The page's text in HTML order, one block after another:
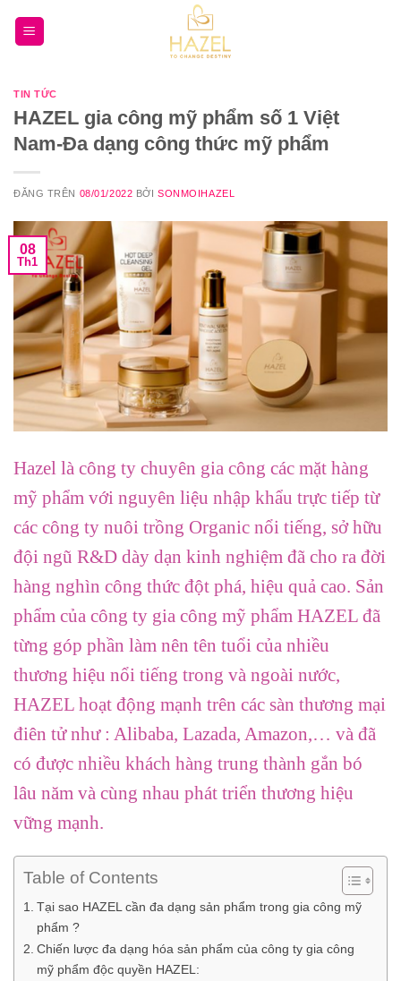
TIN TỨC
HAZEL gia công mỹ phẩm số 1 Việt
Nam-Đa dạng công thức mỹ phẩm
ĐĂNG TRÊN 08/01/2022 BỞISONMOIHAZEL
08
Th1
Hazel là công ty chuyên gia công các mặt hàng
mỹ phẩm với nguyên liệu nhập khẩu trực tiếp từ
các công ty nuôi trồng Organic nổi tiếng, sở hữu
đội ngũ R&D dày dạn kinh nghiệm đã cho ra đời
hàng nghìn công thức đột phá, hiệu quả cao. Sản
phẩm của công ty gia công mỹ phẩm HAZEL đã
từng góp phần làm nên tên tuổi của nhiều
thương hiệu nổi tiếng trong và ngoài nước,
HAZEL hoạt động mạnh trên các sàn thương mại
điên tử như : Alibaba, Lazada, Amazon,… và đã
có được nhiều khách hàng trung thành gắn bó
lâu năm và cùng nhau phát triển thương hiệu
vững mạnh.
Table of Contents
Tại sao HAZEL cần đa dạng sản phẩm trong gia công mỹ
phẩm ?
Chiến lược đa dạng hóa sản phẩm của công ty gia công
mỹ phẩm độc quyền HAZEL: